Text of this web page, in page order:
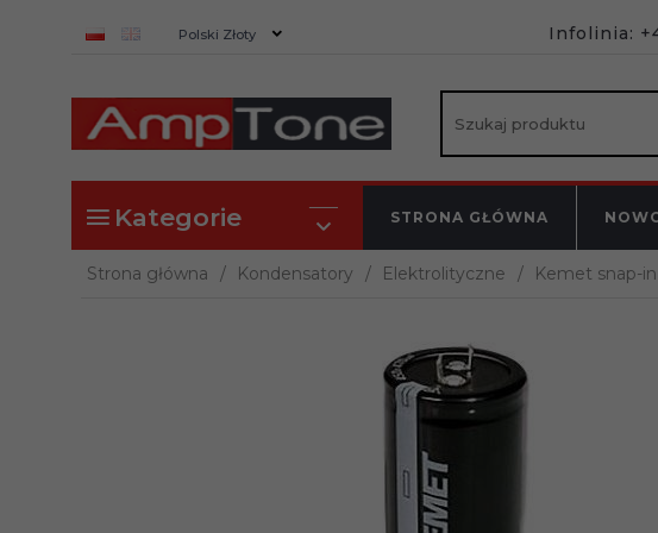
currency_h
Polski Złoty Infolinia:
Kategorie STRONA GŁÓWNA
Strona główna Kondensatory Elektrolityczne Kemet snap-in